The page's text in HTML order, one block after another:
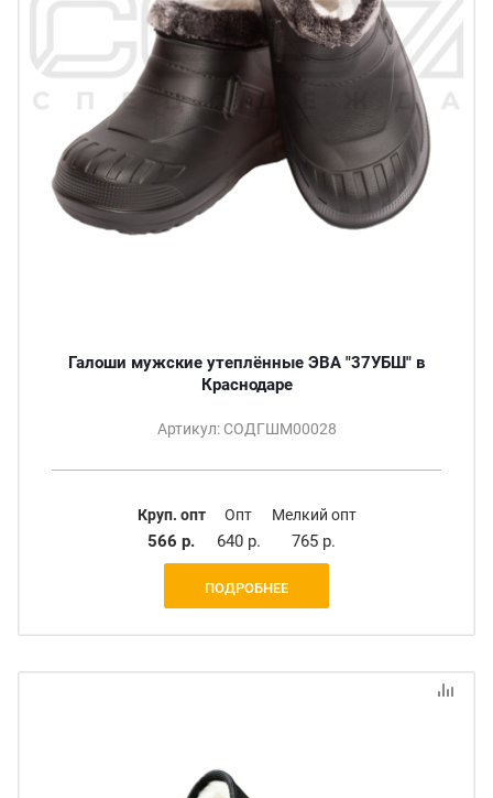
Галоши мужские утеплённые ЭВА "37УБШ" в
Краснодаре
Артикул: СОДГШМ00028
Круп. опт
566 р.
Опт
640 р.
Мелкий опт
765 р.
ПОДРОБНЕЕ